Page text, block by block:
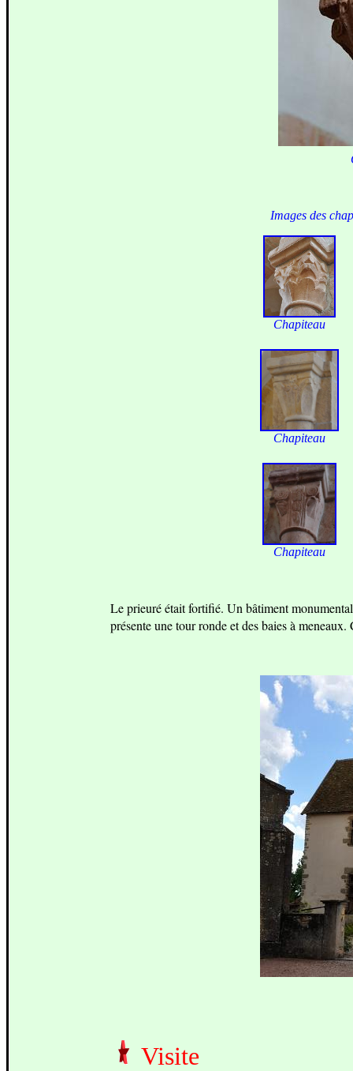
Images des
Chapiteau
Chapiteau
Chapiteau
Le prieuré était fortifié. Un bâtiment
présente une tour ronde et des baies à
Visite